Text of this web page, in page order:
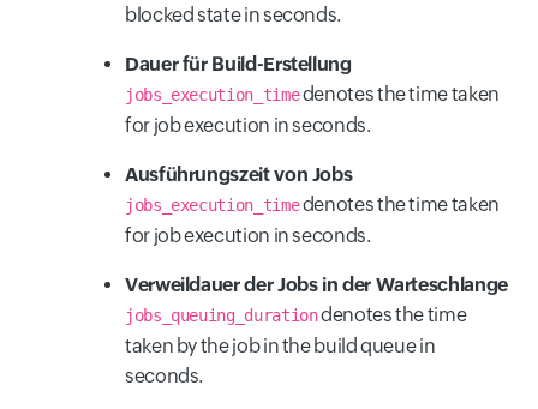
blocked state in seconds.
Dauer für Build-Erstellung
jobs_execution_timedenotes the time taken
for job execution in seconds.
Ausführungszeit von Jobs
jobs_execution_timedenotes the time taken
for job execution in seconds.
Verweildauer der Jobs in der Warteschlange
jobs_queuing_durationdenotes the time
taken by the job in the build queue in
seconds.